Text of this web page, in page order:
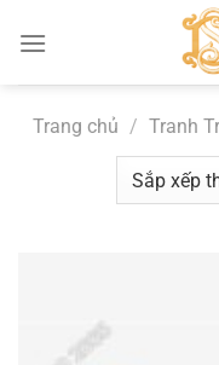
đến
Trang chủ / Tranh